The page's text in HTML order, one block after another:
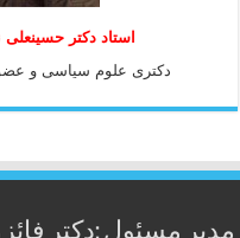
استاد دكتر حسينعلی
دكتری علوم سياسی و
مدیر مسئول :دکتر